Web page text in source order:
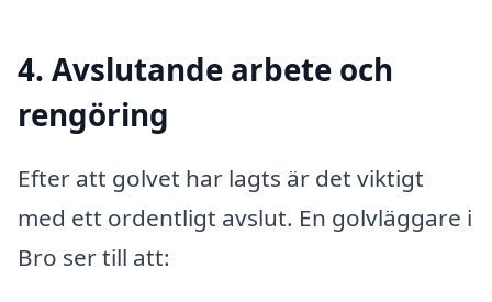
4. Avslutande arbete och
rengöring
Efter att golvet har lagts är det viktigt
med ett ordentligt avslut. En golvläggare i
Bro ser till att: